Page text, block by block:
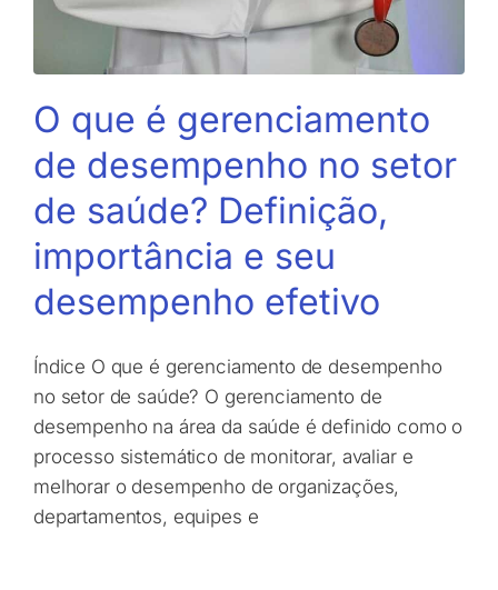
O que é gerenciamento
de desempenho no setor
de saúde? Definição,
importância e seu
desempenho efetivo
Índice O que é gerenciamento de desempenho
no setor de saúde? O gerenciamento de
desempenho na área da saúde é definido como o
processo sistemático de monitorar, avaliar e
melhorar o desempenho de organizações,
departamentos, equipes e